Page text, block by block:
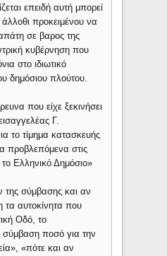
επειδή αυτή μπορεί
άλλοθι προκειμένου να
σε βαρος της
κυβέρνηση που
στο ιδιωτικό
δημόσιου πλούτου.
που είχε ξεκινήσει
Γ.
το τίμημα κατασκευής
προβλεπόμενα στις
το Ελληνικό Δημόσιο»
σύμβασης και αν
τα αυτοκίνητα που
Οδό, το
ποσό για την
«πότε και αν